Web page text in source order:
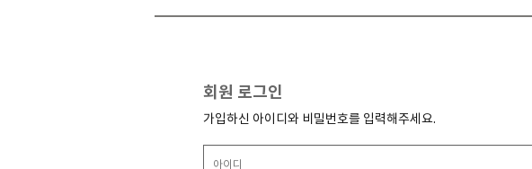
회원 로그인
가입하신 아이디와 비밀번호를 입력해주세요.